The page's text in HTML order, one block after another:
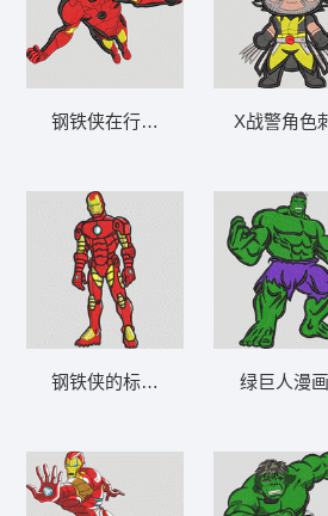
- 迷你红色反英雄爆能枪
侍——机智的红色反英雄-
钢铁侠在行动 红金翱翔钢铁侠-DST
钢铁侠的标志 红金站立钢铁侠-DST
X战警角色
绿巨人漫